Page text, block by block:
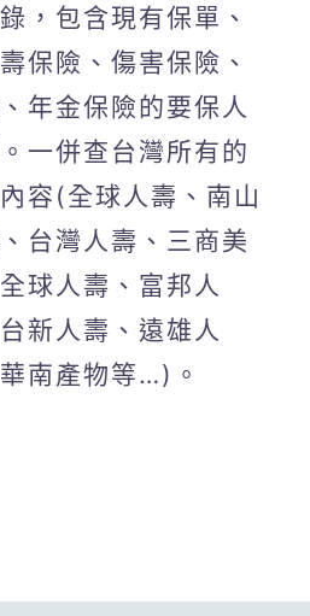
，包含現有保單、
保險、傷害保險、
年金保險的要保人
一併查台灣所有的
容(全球人壽、南山
台灣人壽、三商美
球人壽、富邦人
新人壽、遠雄人
南產物等…)。